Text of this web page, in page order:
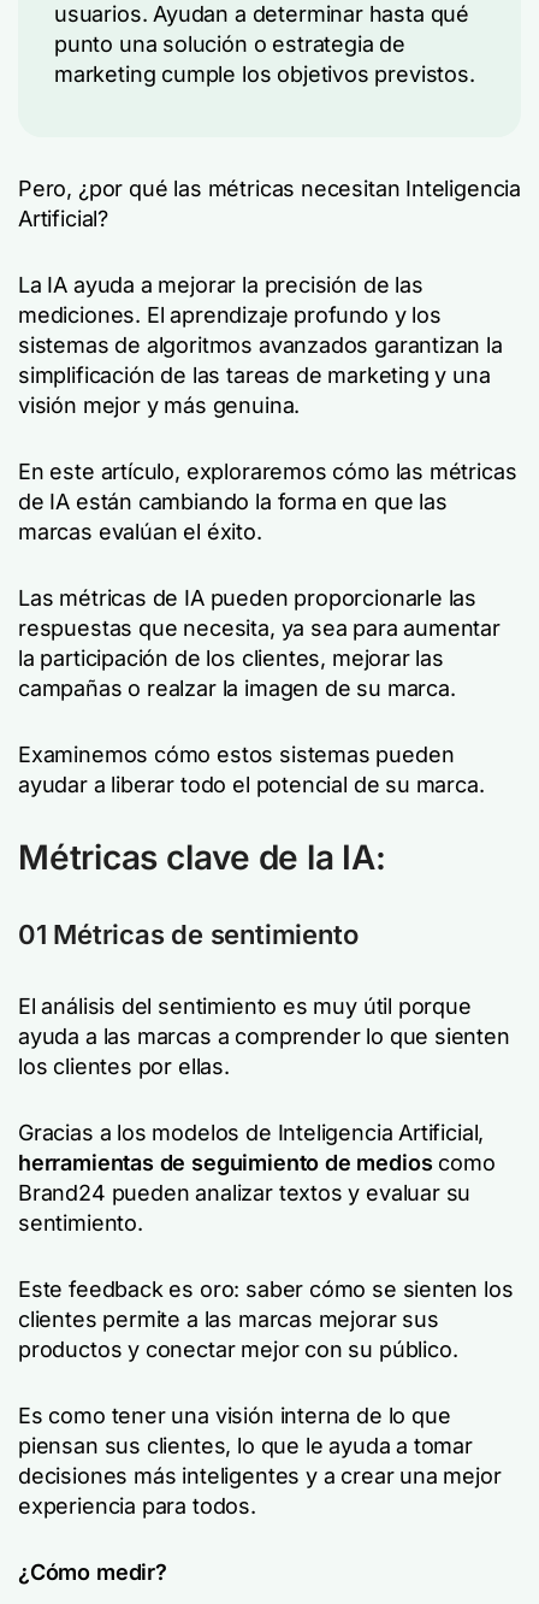
usuarios. Ayudan a determinar hasta qué
punto una solución o estrategia de
marketing cumple los objetivos previstos.
Pero, ¿por qué las métricas necesitan Inteligencia
Artificial?
La IA ayuda a mejorar la precisión de las
mediciones. El aprendizaje profundo y los
sistemas de algoritmos avanzados garantizan la
simplificación de las tareas de marketing y una
visión mejor y más genuina.
En este artículo, exploraremos cómo las métricas
de IA están cambiando la forma en que las
marcas evalúan el éxito.
Las métricas de IA pueden proporcionarle las
respuestas que necesita, ya sea para aumentar
la participación de los clientes, mejorar las
campañas o realzar la imagen de su marca.
Examinemos cómo estos sistemas pueden
ayudar a liberar todo el potencial de su marca.
Métricas clave de la IA:
01 Métricas de sentimiento
El análisis del sentimiento es muy útil porque
ayuda a las marcas a comprender lo que sienten
los clientes por ellas.
Gracias a los modelos de Inteligencia Artificial,
herramientas de seguimiento de medios como
Brand24 pueden analizar textos y evaluar su
sentimiento.
Este feedback es oro: saber cómo se sienten los
clientes permite a las marcas mejorar sus
productos y conectar mejor con su público.
Es como tener una visión interna de lo que
piensan sus clientes, lo que le ayuda a tomar
decisiones más inteligentes y a crear una mejor
experiencia para todos.
¿Cómo medir?